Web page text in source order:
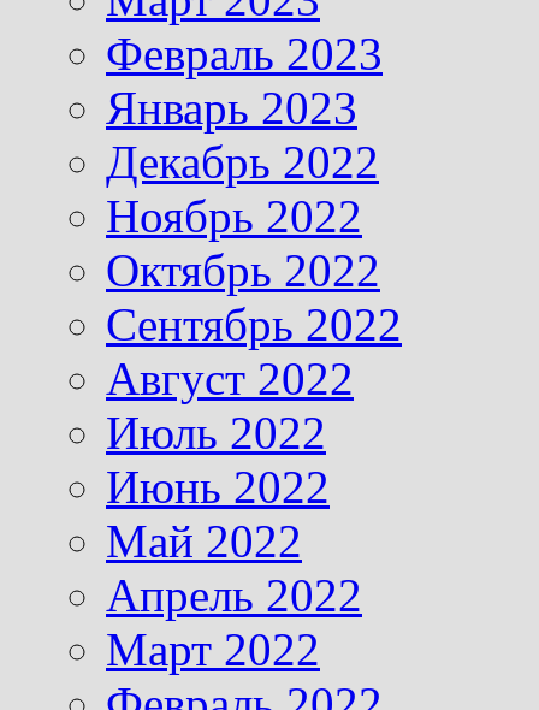
Февраль 2023
Январь 2023
Декабрь 2022
Ноябрь 2022
Октябрь 2022
Сентябрь 2022
Август 2022
Июль 2022
Июнь 2022
Май 2022
Апрель 2022
Март 2022